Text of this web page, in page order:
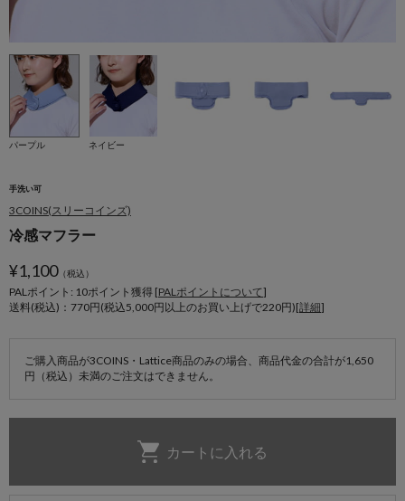
パープル ネイビー
手洗い可
3COINS(スリーコインズ)
冷感マフラー
¥1,100（税込）
PALポイント: 10ポイント獲得 [PALポイントについて]
送料(税込)：770円(税込5,000円以上のお買い上げで220円)[詳細]
ご購入商品が3COINS・Lattice商品のみの場合、商品代金の合計が1,650
円（税込）未満のご注文はできません。